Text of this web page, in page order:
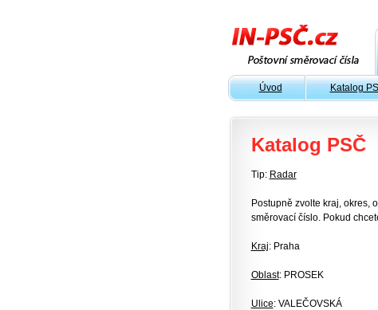
Úvod Katalog
Katalog PSČ
Tip: Radar
Postupně zvolte kraj, okres,
směrovací číslo. Pokud
Kraj: Praha
Oblast: PROSEK
Ulice: VALEČOVSKÁ